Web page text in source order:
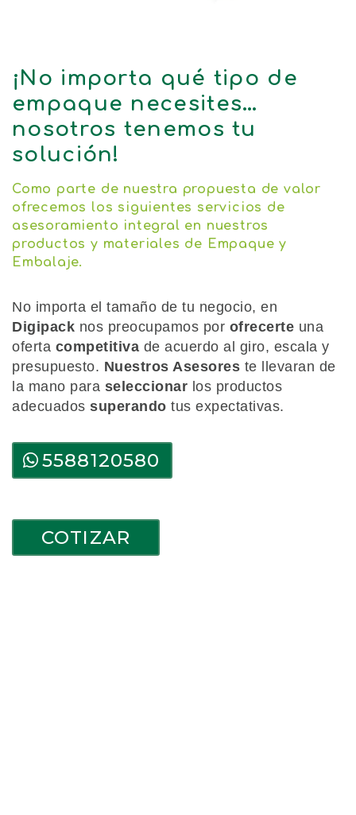
¡No importa qué tipo de
empaque necesites…
nosotros tenemos tu
solución!
Como parte de nuestra propuesta de valor
ofrecemos los siguientes servicios de
asesoramiento integral en nuestros
productos y materiales de Empaque y
Embalaje.
No importa el tamaño de tu negocio, en
Digipack nos preocupamos por ofrecerte una
oferta competitiva de acuerdo al giro, escala y
presupuesto. Nuestros Asesores te llevaran de
la mano para seleccionar los productos
adecuados superando tus expectativas.
5588120580
COTIZAR